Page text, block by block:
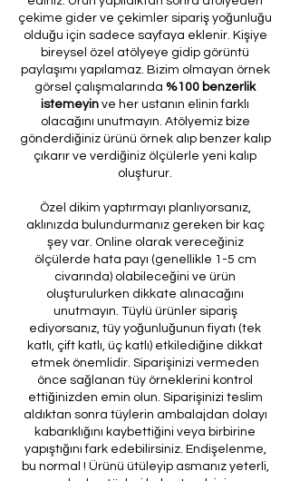
çekime gider ve çekimler sipariş yoğunluğu
olduğu için sadece sayfaya eklenir. Kişiye
bireysel özel atölyeye gidip görüntü
paylaşımı yapılamaz. Bizim olmayan örnek
görsel çalışmalarında %100 benzerlik
istemeyin ve her ustanın elinin farklı
olacağını unutmayın. Atölyemiz bize
gönderdiğiniz ürünü örnek alıp benzer kalıp
çıkarır ve verdiğiniz ölçülerle yeni kalıp
oluşturur.
Özel dikim yaptırmayı planlıyorsanız,
aklınızda bulundurmanız gereken bir kaç
şey var. Online olarak vereceğiniz
ölçülerde hata payı (genellikle 1-5 cm
civarında) olabileceğini ve ürün
oluşturulurken dikkate alınacağını
unutmayın. Tüylü ürünler sipariş
ediyorsanız, tüy yoğunluğunun fiyatı (tek
katlı, çift katlı, üç katlı) etkilediğine dikkat
etmek önemlidir. Siparişinizi vermeden
önce sağlanan tüy örneklerini kontrol
ettiğinizden emin olun. Siparişinizi teslim
aldıktan sonra tüylerin ambalajdan dolayı
kabarıklığını kaybettiğini veya birbirine
yapıştığını fark edebilirsiniz. Endişelenme,
bu normal ! Ürünü ütüleyip asmanız yeterli,